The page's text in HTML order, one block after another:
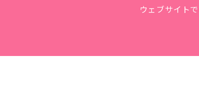
ウェブサイト